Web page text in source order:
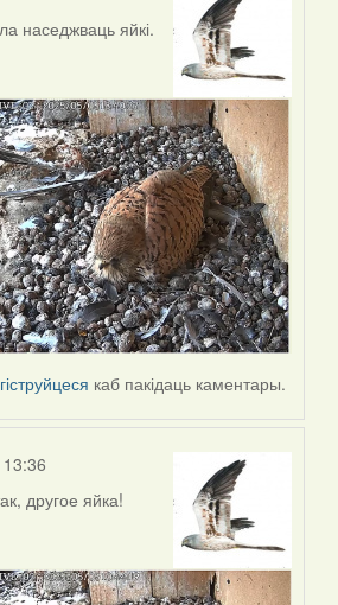
наседжваць яйкі.
каб пакідаць каментары.
другое яйка!